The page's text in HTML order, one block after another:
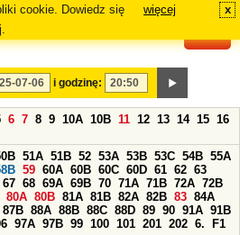
cookie. Dowiedz się
więcej x
i godzinę:
6 7 8 9 10A 10B 11 12 13 14 15 16
51A 51B 52 53A 53B 53C 54B 55A
59 60A 60B 60C 60D 61 62 63
67 68 69A 69B 70 71A 71B 72A 72B
80A 80B 81A 81B 82A 82B 83 84A
87B 88A 88B 88C 88D 89 90 91A 91B
97A 97B 99 100 101 201 202 6.
F1